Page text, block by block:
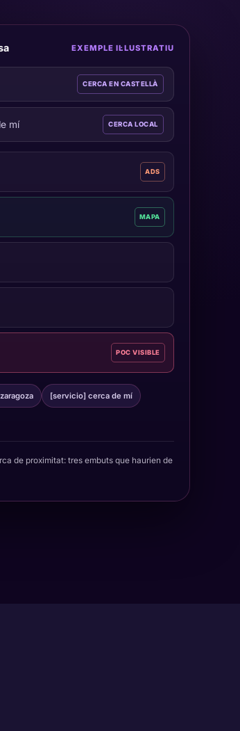
EXEMPLE IL·LUSTRATIU
CERCA EN CASTELLÀ
mí CERCA LOCAL
ADS
MAPA
POC VISIBLE
[servicio] cerca de mí
de proximitat: tres embuts que haurien de